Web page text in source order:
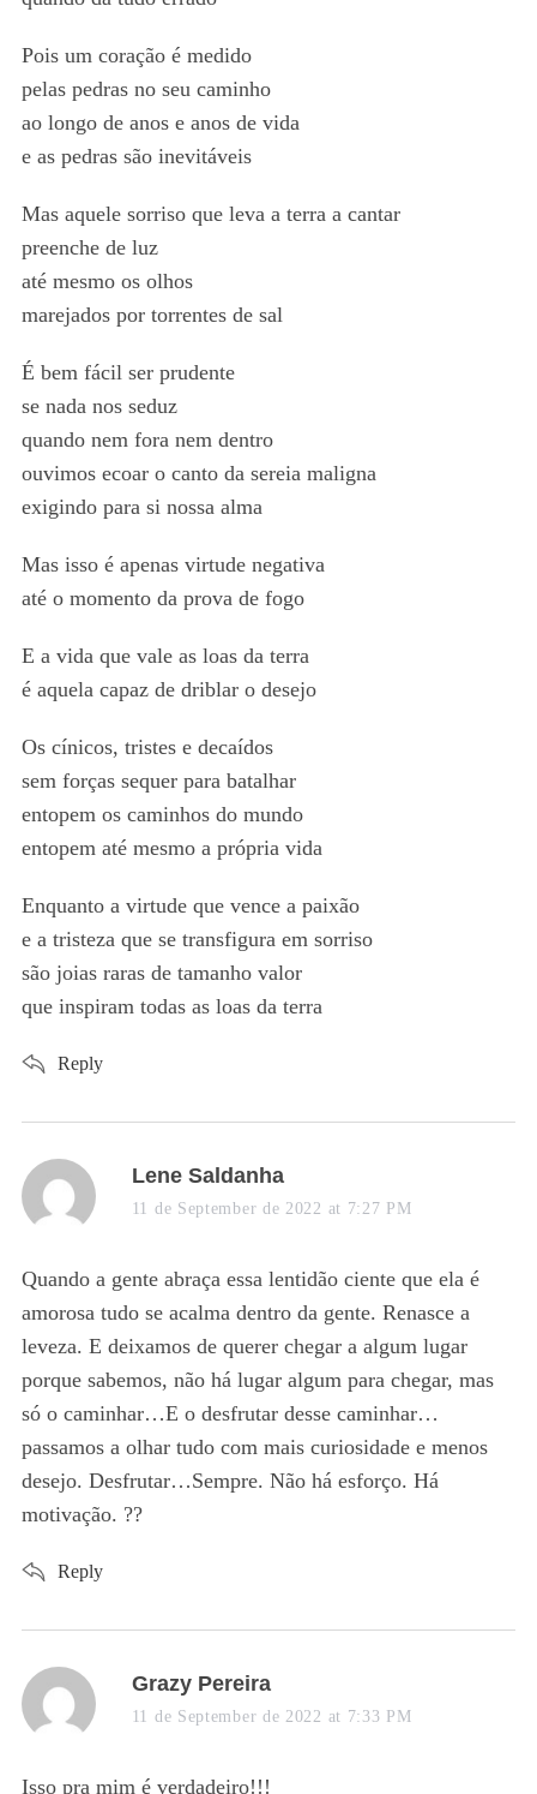
Pois um coração é medido
pelas pedras no seu caminho
ao longo de anos e anos de vida
e as pedras são inevitáveis
Mas aquele sorriso que leva a terra a cantar
preenche de luz
até mesmo os olhos
marejados por torrentes de sal
É bem fácil ser prudente
se nada nos seduz
quando nem fora nem dentro
ouvimos ecoar o canto da sereia maligna
exigindo para si nossa alma
Mas isso é apenas virtude negativa
até o momento da prova de fogo
E a vida que vale as loas da terra
é aquela capaz de driblar o desejo
Os cínicos, tristes e decaídos
sem forças sequer para batalhar
entopem os caminhos do mundo
entopem até mesmo a própria vida
Enquanto a virtude que vence a paixão
e a tristeza que se transfigura em sorriso
são joias raras de tamanho valor
que inspiram todas as loas da terra
Reply
s
a
s
:
Lene Saldanha
11 de September de 2022 at 7:27 PM
Quando a gente abraça essa lentidão ciente que ela é
amorosa tudo se acalma dentro da gente. Renasce a
leveza. E deixamos de querer chegar a algum lugar
porque sabemos, não há lugar algum para chegar, mas
só o caminhar…E o desfrutar desse caminhar…
passamos a olhar tudo com mais curiosidade e menos
desejo. Desfrutar…Sempre. Não há esforço. Há
motivação. ??
Reply
s
a
s
Grazy Pereira
11 de September de 2022 at 7:33 PM
Isso pra mim é verdadeiro!!!
a
h
f
o
: